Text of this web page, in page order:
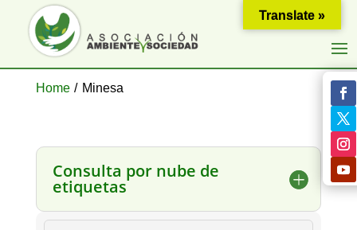
Home / Minesa
Consulta por nube de
etiquetas
Translate »